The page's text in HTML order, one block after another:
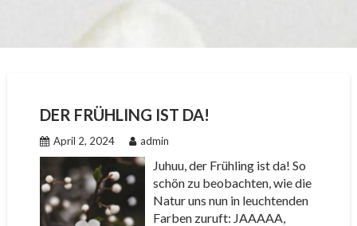
DER FRÜHLING IST DA!
April 2, 2024 admin
Juhuu, der Frühling ist da! So
schön zu beobachten, wie die
Natur uns nun in leuchtenden
Farben zuruft: JAAAAA,